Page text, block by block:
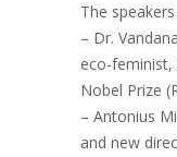
The
– Dr.
eco-
Nobel Prize
– Antonius
and new